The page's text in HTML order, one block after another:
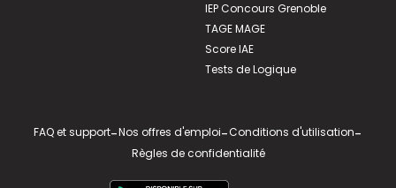
IEP Concours Grenoble
TAGE MAGE
Score IAE
Tests de Logique
FAQ et support-Nos offres d'emploi-Conditions d'utilisation-
Règles de confidentialité